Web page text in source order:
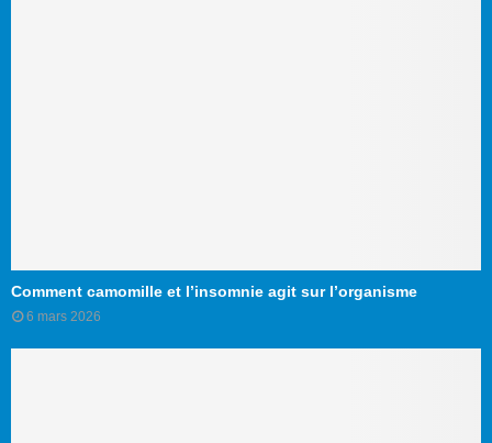
Comment camomille et l’insomnie agit sur l’organisme
6 mars 2026